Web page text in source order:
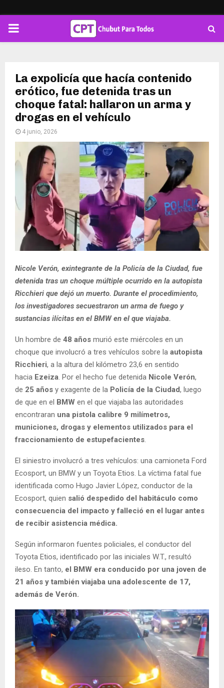
PRIMARY
La expolicía que hacía contenido
erótico, fue detenida tras un
choque fatal: hallaron un arma y
drogas en el vehículo
4 junio, 2026
Nicole Verón, exintegrante de la Policía de la Ciudad, fue
detenida tras un choque múltiple ocurrido en la autopista
Ricchieri que dejó un muerto. Durante el procedimiento,
los investigadores secuestraron un arma de fuego y
sustancias ilícitas en el BMW en el que viajaba.
Un hombre de 48 años murió este miércoles en un
choque que involucró a tres vehículos sobre la autopista
Ricchieri, a la altura del kilómetro 23,6 en sentido
hacia Ezeiza. Por el hecho fue detenida Nicole Verón,
de 25 años y exagente de la Policía de la Ciudad, luego
de que en el BMW en el que viajaba las autoridades
encontraran una pistola calibre 9 milímetros,
municiones, drogas y elementos utilizados para el
fraccionamiento de estupefacientes.
El siniestro involucró a tres vehículos: una camioneta Ford
Ecosport, un BMW y un Toyota Etios. La víctima fatal fue
identificada como Hugo Javier López, conductor de la
Ecosport, quien salió despedido del habitáculo como
consecuencia del impacto y falleció en el lugar antes
de recibir asistencia médica.
Según informaron fuentes policiales, el conductor del
Toyota Etios, identificado por las iniciales W.T., resultó
ileso. En tanto, el BMW era conducido por una joven de
21 años y también viajaba una adolescente de 17,
además de Verón.